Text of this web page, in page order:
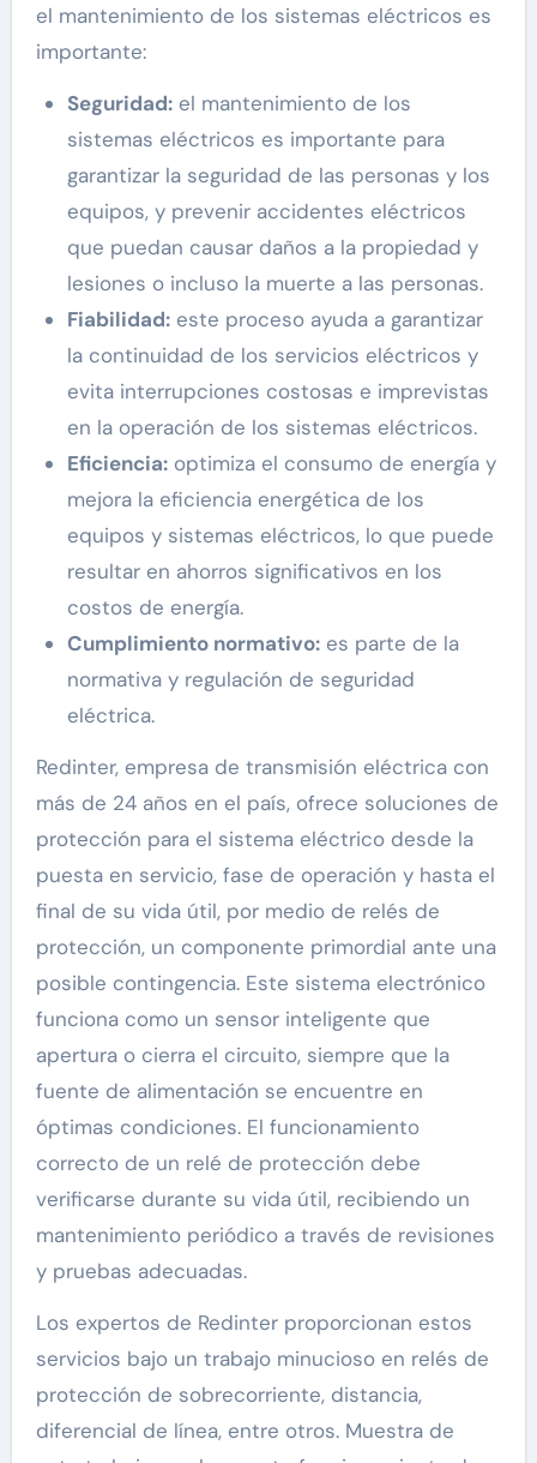
el mantenimiento de los sistemas eléctricos es
importante:
Seguridad:el mantenimiento de los
sistemas eléctricos es importante para
garantizar la seguridad de las personas y los
equipos, y prevenir accidentes eléctricos
que puedan causar daños a la propiedad y
lesiones o incluso la muerte a las personas.
Fiabilidad:este proceso ayuda a garantizar
la continuidad de los servicios eléctricos y
evita interrupciones costosas e imprevistas
en la operación de los sistemas eléctricos.
Eficiencia:optimiza el consumo de energía y
mejora la eficiencia energética de los
equipos y sistemas eléctricos, lo que puede
resultar en ahorros significativos en los
costos de energía.
Cumplimiento normativo:es parte de la
normativa y regulación de seguridad
eléctrica.
Redinter, empresa de transmisión eléctrica con
más de 24 años en el país, ofrece soluciones de
protección para el sistema eléctrico desde la
puesta en servicio, fase de operación y hasta el
final de su vida útil, por medio de relés de
protección, un componente primordial ante una
posible contingencia. Este sistema electrónico
funciona como un sensor inteligente que
apertura o cierra el circuito, siempre que la
fuente de alimentación se encuentre en
óptimas condiciones. El funcionamiento
correcto de un relé de protección debe
verificarse durante su vida útil, recibiendo un
mantenimiento periódico a través de revisiones
y pruebas adecuadas.
Los expertos de Redinter proporcionan estos
servicios bajo un trabajo minucioso en relés de
protección de sobrecorriente, distancia,
diferencial de línea, entre otros. Muestra de